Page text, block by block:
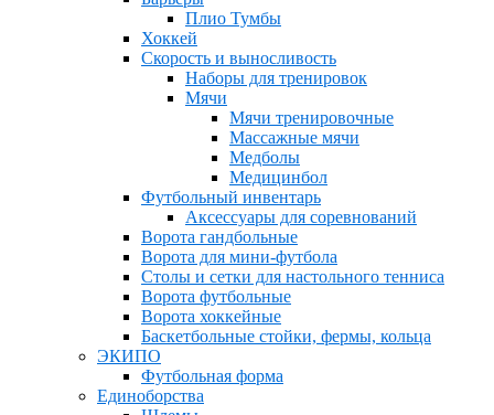
Плио Тумбы
Хоккей
Скорость и выносливость
Наборы для тренировок
Мячи
Мячи тренировочные
Массажные мячи
Медболы
Медицинбол
Футбольный инвентарь
Аксессуары для соревнований
Ворота гандбольные
Ворота для мини-футбола
Столы и сетки для настольного тенниса
Ворота футбольные
Ворота хоккейные
Баскетбольные стойки, фермы, кольца
ЭКИПО
Футбольная форма
Единоборства